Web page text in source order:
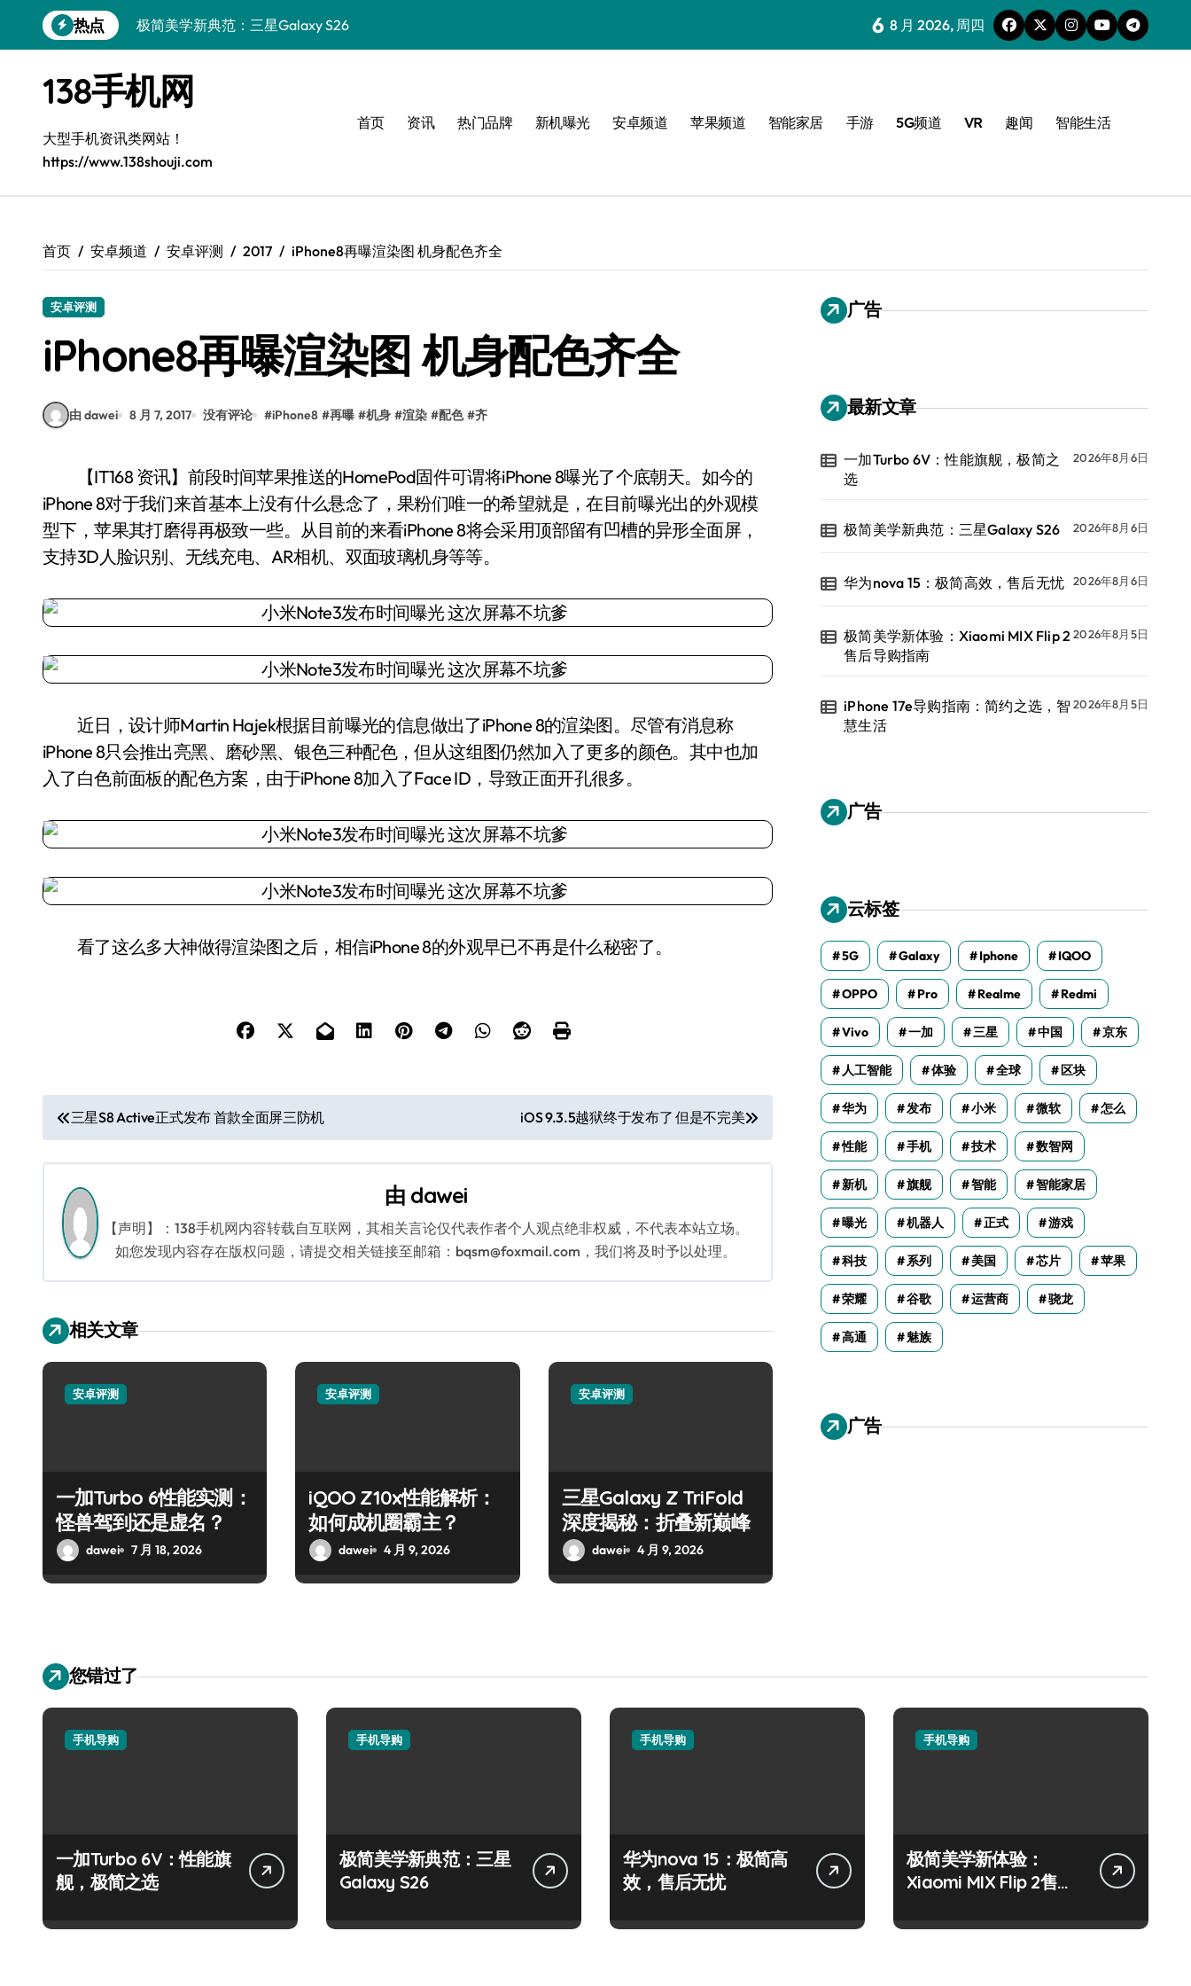
到
热点
极简美学新典范：三星Galaxy S26
极简美学新体验：Xiaomi MIX Flip 2售后导购指南
iPhone 17e导购指南：简约之选，智慧生活
华为nova15 Ultra售后：极简生活高效解锁
真我GT8 Pro极简生活优选亮点解析
三星W26极简新宠，尊享售后随行
一加Turbo 6V：性能旗舰，极简之选
6 8 月 2026, 周四
138手机网
大型手机资讯类网站！
https://www.138shouji.com
首页 资讯 热门品牌 新机曝光 安卓频道 苹果频道 智能家居 手游 5G频道 VR 趣闻 智能生活
首页 安卓频道 安卓评测 2017 iPhone8再曝渲染图 机身配色齐全
安卓评测
iPhone8再曝渲染图 机身配色齐全
由 dawei 8 月 7, 2017 没有评论 #iPhone8 #再曝 #机身 #渲染 #配色 #齐
【IT168 资讯】前段时间苹果推送的HomePod固件可谓将iPhone 8曝光了个底朝天。如今的
iPhone 8对于我们来首基本上没有什么悬念了，果粉们唯一的希望就是，在目前曝光出的外观模
型下，苹果其打磨得再极致一些。从目前的来看iPhone 8将会采用顶部留有凹槽的异形全面屏，
支持3D人脸识别、无线充电、AR相机、双面玻璃机身等等。
近日，设计师Martin Hajek根据目前曝光的信息做出了iPhone 8的渲染图。尽管有消息称
iPhone 8只会推出亮黑、磨砂黑、银色三种配色，但从这组图仍然加入了更多的颜色。其中也加
入了白色前面板的配色方案，由于iPhone 8加入了Face ID，导致正面开孔很多。
看了这么多大神做得渲染图之后，相信iPhone 8的外观早已不再是什么秘密了。
文
章
导
航
三星S8 Active正式发布 首款全面屏三防机 iOS 9.3.5越狱终于发布了 但是不完美
由 dawei
【声明】：138手机网内容转载自互联网，其相关言论仅代表作者个人观点绝非权威，不代表本站立场。
如您发现内容存在版权问题，请提交相关链接至邮箱：bqsm@foxmail.com，我们将及时予以处理。
相关文章
安卓评测
一加Turbo 6性能实测：
怪兽驾到还是虚名？
dawei 7 月 18, 2026
安卓评测
iQOO Z10x性能解析：
如何成机圈霸主？
dawei 4 月 9, 2026
安卓评测
三星Galaxy Z TriFold
深度揭秘：折叠新巅峰
dawei 4 月 9, 2026
广告
最新文章
一加Turbo 6V：性能旗舰，极简之
选
2026年8月6日
极简美学新典范：三星Galaxy S26 2026年8月6日
华为nova 15：极简高效，售后无忧 2026年8月6日
极简美学新体验：Xiaomi MIX Flip 2
售后导购指南
2026年8月5日
iPhone 17e导购指南：简约之选，智
慧生活
2026年8月5日
广告
云标签
5G Galaxy Iphone IQOO
OPPO Pro Realme Redmi
Vivo 一加 三星 中国 京东
人工智能 体验 全球 区块
华为 发布 小米 微软 怎么
性能 手机 技术 数智网
新机 旗舰 智能 智能家居
曝光 机器人 正式 游戏
科技 系列 美国 芯片 苹果
荣耀 谷歌 运营商 骁龙
高通 魅族
广告
您错过了
手机导购
一加Turbo 6V：性能旗
舰，极简之选
手机导购
极简美学新典范：三星
Galaxy S26
手机导购
华为nova 15：极简高
效，售后无忧
手机导购
极简美学新体验：
Xiaomi MIX Flip 2售后